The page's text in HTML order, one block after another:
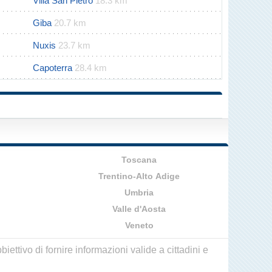
Giba 20.7 km
Nuxis 23.7 km
Capoterra 28.4 km
Toscana
Trentino-Alto Adige
Umbria
Valle d'Aosta
Veneto
di fornire informazioni valide a cittadini e